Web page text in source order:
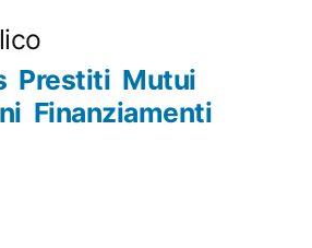
Prestiti Mutui
Finanziamenti